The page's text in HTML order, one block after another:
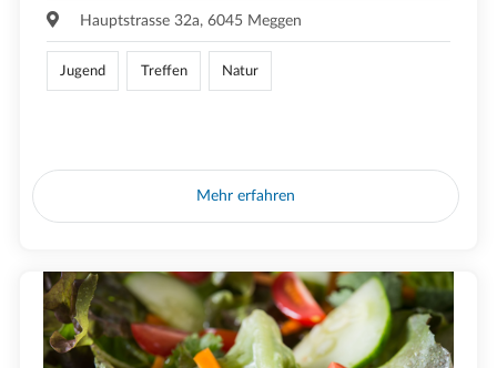
Hauptstrasse 32a, 6045 Meggen
Jugend Treffen Natur
Mehr erfahren